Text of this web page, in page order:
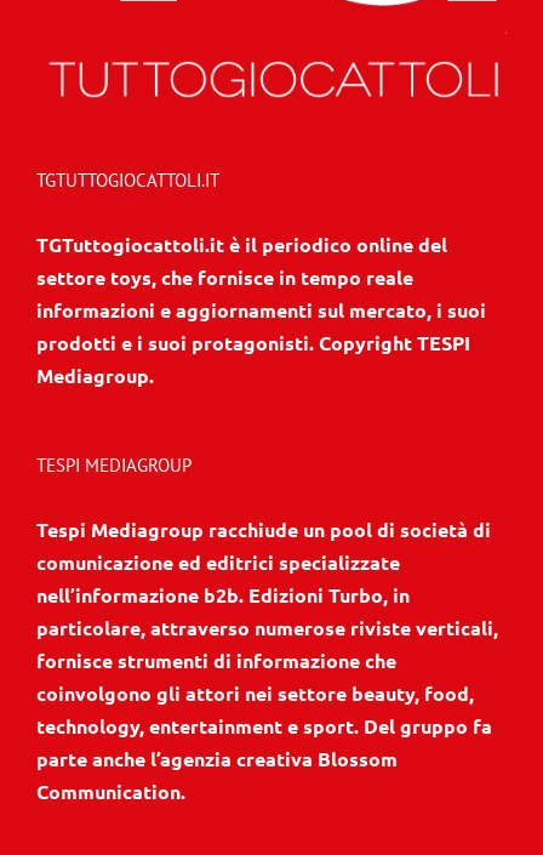
TGTUTTOGIOCATTOLI.IT
TGTuttogiocattoli.it è il periodico online del
settore toys, che fornisce in tempo reale
informazioni e aggiornamenti sul mercato, i suoi
prodotti e i suoi protagonisti. Copyright TESPI
Mediagroup.
TESPI MEDIAGROUP
Tespi Mediagroup racchiude un pool di società di
comunicazione ed editrici specializzate
nell’informazione b2b. Edizioni Turbo, in
particolare, attraverso numerose riviste verticali,
fornisce strumenti di informazione che
coinvolgono gli attori nei settore beauty, food,
technology, entertainment e sport. Del gruppo fa
parte anche l’agenzia creativa Blossom
Communication.